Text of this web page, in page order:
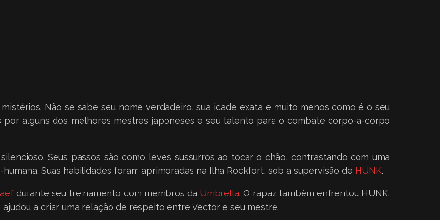
Não se sabe seu nome verdadeiro, sua idade exata e muito menos como é o seu
por alguns dos melhores mestres japoneses e seu talento para o combate corpo-a-corpo
Seus passos são como leves sussurros ao tocar o chão, contrastando com uma
Suas habilidades foram aprimoradas na Ilha Rockfort, sob a supervisão de HUNK.
durante seu treinamento com membros da Umbrella. O rapaz também enfrentou HUNK,
a criar uma relação de respeito entre Vector e seu mestre.